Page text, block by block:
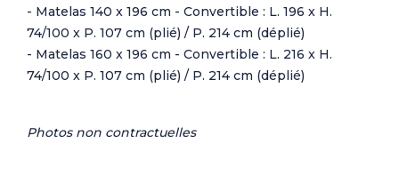
- Matelas 140 x 196 cm - Convertible : L. 196 x H.
74/100 x P. 107 cm (plié) / P. 214 cm (déplié)
- Matelas 160 x 196 cm - Convertible : L. 216 x H.
74/100 x P. 107 cm (plié) / P. 214 cm (déplié)
Photos non contractuelles